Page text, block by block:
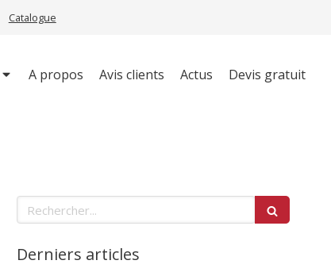
Catalogue
A propos Avis clients Actus Devis gratuit
Rechercher
Derniers articles